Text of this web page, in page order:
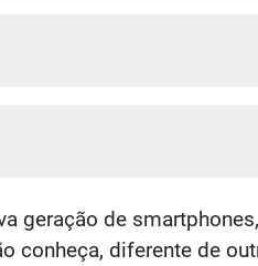
geração de
conheça, diferente de